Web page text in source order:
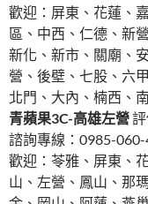
歡迎：屏東、花蓮、
區、中西、仁德、新
新化、新市、關廟、
營、後壁、七股、六
北門、大內、楠西、
青蘋果3C-高雄左營
諮詢專線：0985-
歡迎：苓雅、屏東、
山、左營、鳳山、那